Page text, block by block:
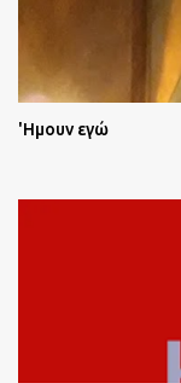
'Ημουν εγώ